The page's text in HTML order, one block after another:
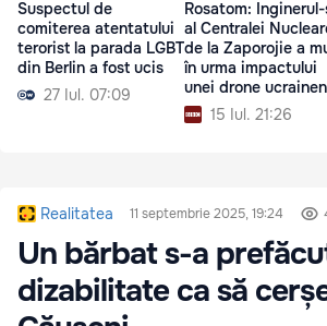
Suspectul de
comiterea atentatului
terorist la parada LGBT
din Berlin a fost ucis
27 Iul. 07:09
Rosatom:
al Centralei
de la Zaporojie a
în urma impactului
unei drone
15 Iul. 21:26
Realitatea 11 septembrie 2025, 19:24
Un bărbat s-a
dizabilitate ca să